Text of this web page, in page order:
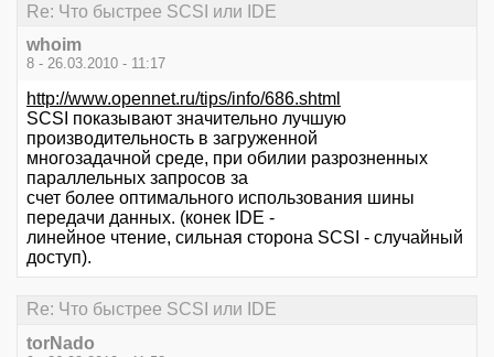
Re: Что быстрее SCSI или IDE
whoim
8 - 26.03.2010 - 11:17
http://www.opennet.ru/tips/info/686.shtml
SCSI показывают значительно лучшую
производительность в загруженной
многозадачной среде, при обилии разрозненных
параллельных запросов за
счет более оптимального использования шины
передачи данных. (конек IDE -
линейное чтение, сильная сторона SCSI - случайный
доступ).
Re: Что быстрее SCSI или IDE
torNado